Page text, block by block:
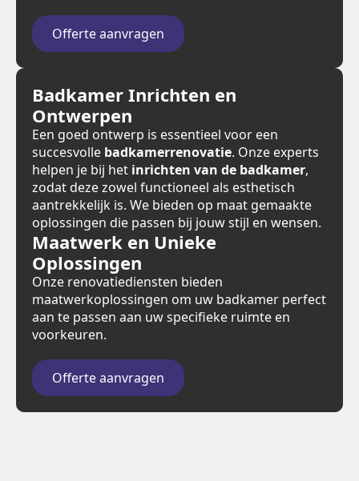
Offerte aanvragen
Badkamer Inrichten en
Ontwerpen
Een goed ontwerp is essentieel voor een
succesvolle badkamerrenovatie. Onze experts
helpen je bij het inrichten van de badkamer,
zodat deze zowel functioneel als esthetisch
aantrekkelijk is. We bieden op maat gemaakte
oplossingen die passen bij jouw stijl en wensen.
Maatwerk en Unieke
Oplossingen
Onze renovatiediensten bieden
maatwerkoplossingen om uw badkamer perfect
aan te passen aan uw specifieke ruimte en
voorkeuren.
Offerte aanvragen